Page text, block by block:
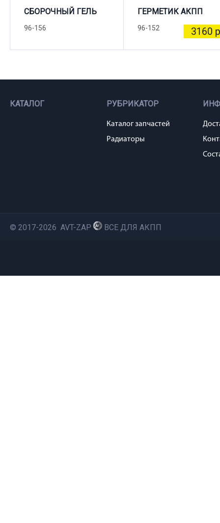
СБОРОЧНЫЙ ГЕЛЬ
96-156
ГЕРМЕТИК АКПП
96-152 3160
КАТАЛОГ РУБРИКАТОР
Каталог запчастей
Радиаторы
© 2017-2026 AVT-ZAP ВСЕ ДЛЯ АКПП